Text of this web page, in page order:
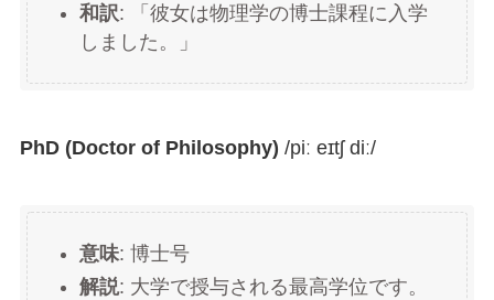
和訳: 「彼女は物理学の博士課程に入学
しました。」
PhD (Doctor of Philosophy) /piː eɪtʃ diː/
意味: 博士号
解説: 大学で授与される最高学位です。